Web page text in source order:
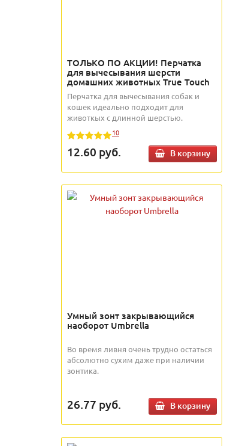
ТОЛЬКО ПО АКЦИИ! Перчатка
для вычесывания шерсти
домашних животных True Touch
Перчатка для вычесывания собак и
кошек идеально подходит для
животкых с длинной шерстью.
10
12.60 руб. В корзину
Умный зонт закрывающийся
наоборот Umbrella
Во время ливня очень трудно остаться
абсолютно сухим даже при наличии
зонтика.
26.77 руб. В корзину